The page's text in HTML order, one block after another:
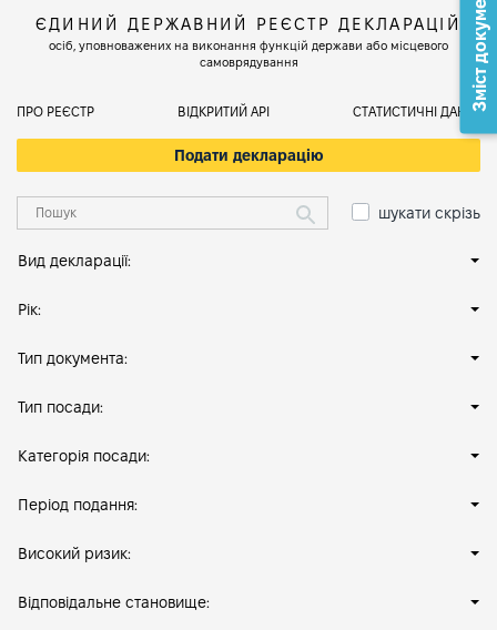
ЄДИНИЙ ДЕРЖАВНИЙ РЕЄСТР ДЕКЛАРАЦІЙ
осіб, уповноважених на виконання функцій держави або місцевого
самоврядування
ПРО РЕЄСТР ВІДКРИТИЙ АРІ СТАТИСТИЧНІ ДАНІ
Подати декларацію
шукати скрізь
Вид декларації:
Рік:
Тип документа:
Тип посади:
Категорія посади:
Період подання:
Високий ризик:
Відповідальне становище:
Зміст документа